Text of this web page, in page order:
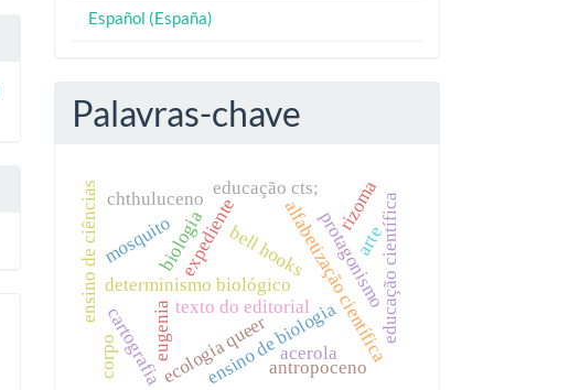
Español (España)
Palavras-chave
texto do editorial
eugenia ensino de biologia
determinismo biológicoalfabetização científica
antropoceno
expediente
educação cts;
ensino de ciências educação científica
bell hooksprotagonismo
biologia
ecologia queer
mosquito
chthuluceno
cartografia acerola
rizoma
arte
corpo